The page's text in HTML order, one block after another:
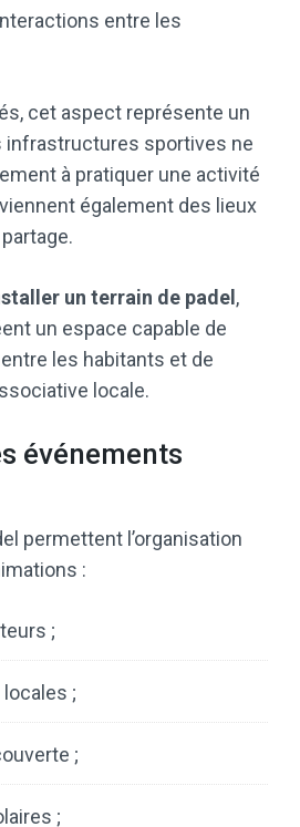
entre les
cet aspect représente un
infrastructures sportives ne
à pratiquer une activité
également des lieux
un terrain de padel,
un espace capable de
les habitants et de
locale.
événements
permettent l’organisation
:
;
;
;
;